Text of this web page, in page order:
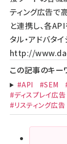
ティング広告で
と連携し、各
タル・アドバタ
http://
この記事のキー
#API #SEM
#ディスプレイ広告
#リスティング広告